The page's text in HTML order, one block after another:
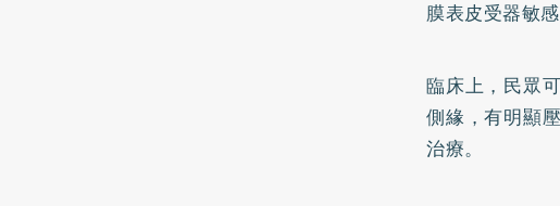
膜表皮受器敏
臨床上，民眾
側緣，有明顯
治療。